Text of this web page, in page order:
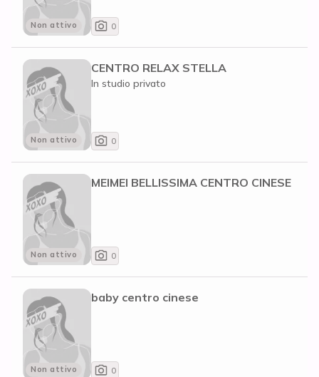
Non attivo 0
Non attivo
CENTRO RELAX STELLA
In studio privato
0
Non attivo
MEIMEI BELLISSIMA CENTRO CINESE
0
Non attivo
baby centro cinese
0